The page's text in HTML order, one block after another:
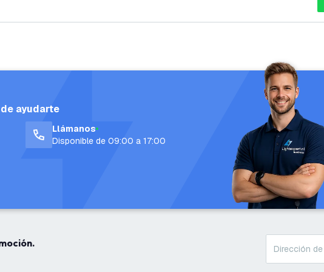
ayudarte
Llámanos
Disponible de 09:00 a 17:00